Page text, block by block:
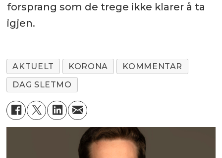
forsprang som de trege ikke klarer å ta
igjen.
AKTUELT KORONA
KOMMENTAR
DAG SLETMO